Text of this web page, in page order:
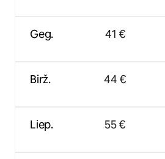
Geg.
Birž.
Liep.
41 €
44 €
55 €